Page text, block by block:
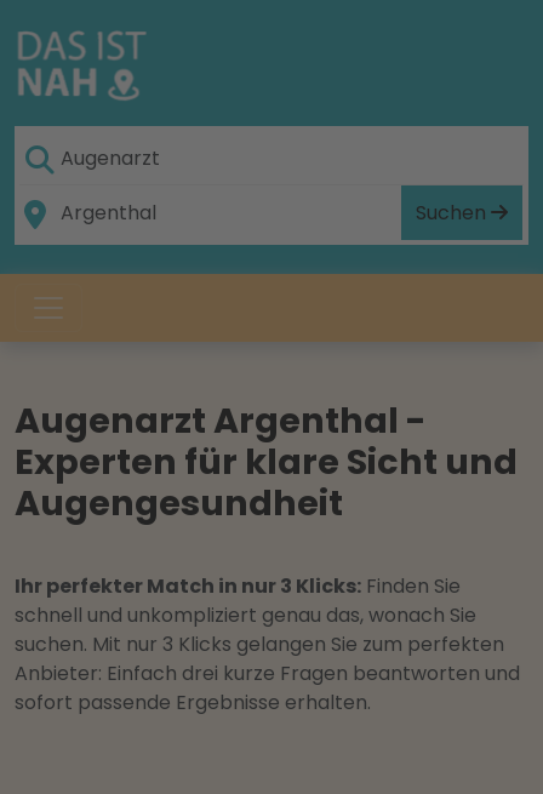
Suchen
Augenarzt Argenthal -
Experten für klare Sicht und
Augengesundheit
Ihr perfekter Match in nur 3 Klicks: Finden Sie
schnell und unkompliziert genau das, wonach Sie
suchen. Mit nur 3 Klicks gelangen Sie zum perfekten
Anbieter: Einfach drei kurze Fragen beantworten und
sofort passende Ergebnisse erhalten.